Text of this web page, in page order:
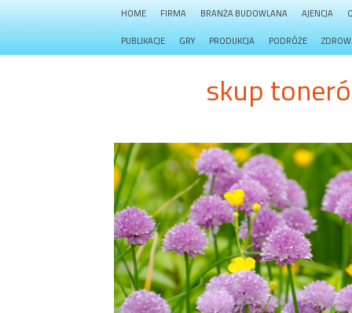
HOME FIRMA BRANŻA BUDOWLANA AJENCJA
PUBLIKACJE GRY PRODUKCJA PODRÓŻE
skup